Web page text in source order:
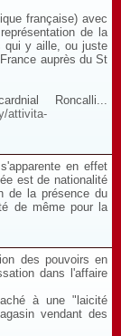
française) avec
de la
qui y aille, ou juste
auprès du St
Roncalli...
attivita-
en effet
est de nationalité
de la présence du
de même pour la
des pouvoirs en
dans l'affaire
à une "laicité
vendant des